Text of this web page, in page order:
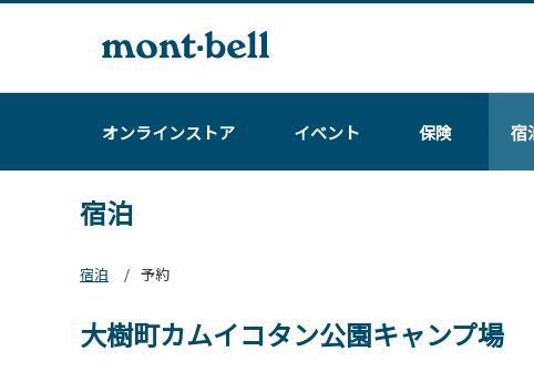
オンラインストア イベント 保険 宿
宿泊
宿泊
予約
大樹町カムイコタン公園キャンプ場